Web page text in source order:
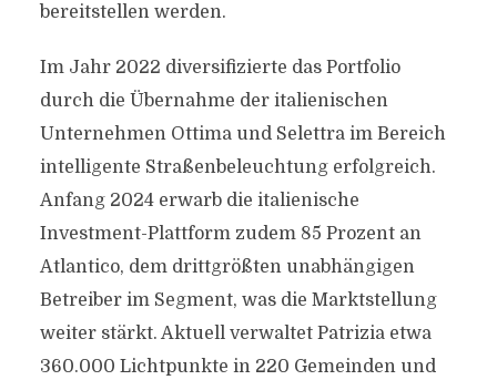
bereitstellen werden.
Im Jahr 2022 diversifizierte das Portfolio
durch die Übernahme der italienischen
Unternehmen Ottima und Selettra im Bereich
intelligente Straßenbeleuchtung erfolgreich.
Anfang 2024 erwarb die italienische
Investment-Plattform zudem 85 Prozent an
Atlantico, dem drittgrößten unabhängigen
Betreiber im Segment, was die Marktstellung
weiter stärkt. Aktuell verwaltet Patrizia etwa
360.000 Lichtpunkte in 220 Gemeinden und